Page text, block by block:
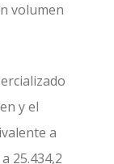
volumen
y el
a
25.434,2